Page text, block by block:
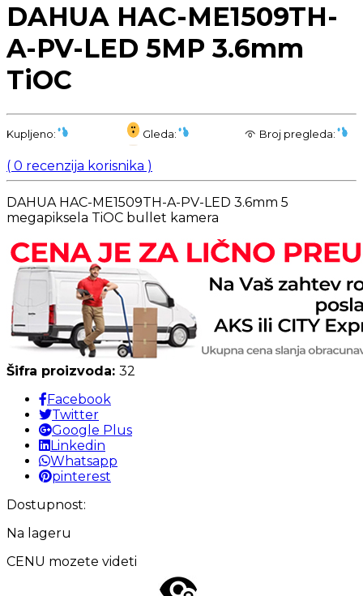
DAHUA HAC-ME1509TH-
A-PV-LED 5MP 3.6mm
TiOC
Kupljeno: Gleda: Broj pregleda:
( 0 recenzija korisnika )
DAHUA HAC-ME1509TH-A-PV-LED 3.6mm 5
megapiksela TiOC bullet kamera
Šifra proizvoda: 32
Facebook
Twitter
Google Plus
Linkedin
Whatsapp
pinterest
Dostupnost:
Na lageru
CENU mozete videti